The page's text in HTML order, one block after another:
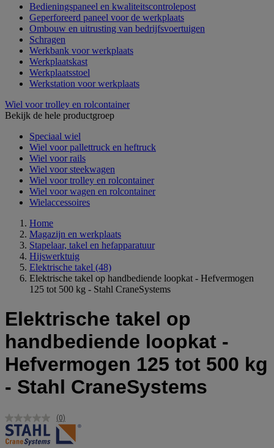
Bedieningspaneel en kwaliteitscontrolepost
Geperforeerd paneel voor de werkplaats
Ombouw en uitrusting van bedrijfsvoertuigen
Schragen
Werkbank voor werkplaats
Werkplaatskast
Werkplaatsstoel
Werkstation voor werkplaats
Wiel voor trolley en rolcontainer
Bekijk de hele productgroep
Speciaal wiel
Wiel voor pallettruck en heftruck
Wiel voor rails
Wiel voor steekwagen
Wiel voor trolley en rolcontainer
Wiel voor wagen en rolcontainer
Wielaccessoires
Home
Magazijn en werkplaats
Stapelaar, takel en hefapparatuur
Hijswerktuig
Elektrische takel (48)
Elektrische takel op handbediende loopkat - Hefvermogen
125 tot 500 kg - Stahl CraneSystems
Elektrische takel op
handbediende loopkat -
Hefvermogen 125 tot 500 kg
- Stahl CraneSystems
Geen
scorewaarde.
Dezelfde
(0)